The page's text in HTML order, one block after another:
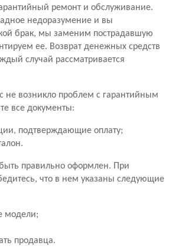
ремонт и обслуживание.
недоразумение и вы
брак, мы заменим пострадавшую
ее. Возврат денежных средств
случай рассматривается
не возникло проблем с гарантийным
все документы:
подтверждающие оплату;
правильно оформлен. При
что в нем указаны следующие
модели;
продавца.